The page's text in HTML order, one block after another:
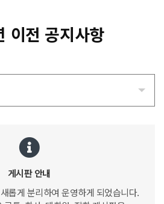
이전 공지사항
게시판 안내
롭게 분리하여 운영하게 되었습니다.